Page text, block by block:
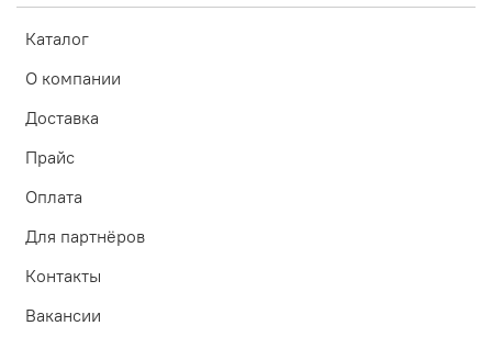
Каталог
О компании
Доставка
Прайс
Оплата
Для партнёров
Контакты
Вакансии